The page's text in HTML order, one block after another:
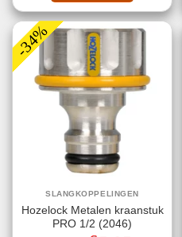
-34%
SLANGKOPPELINGEN
Hozelock Metalen kraanstuk
PRO 1/2 (2046)